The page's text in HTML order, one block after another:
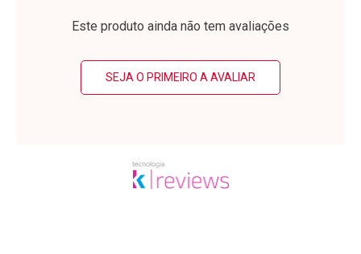
Laboratório
Por Menos Laboratório
Por Menos
Este produto ainda não tem avaliações
SEJA O PRIMEIRO A AVALIAR